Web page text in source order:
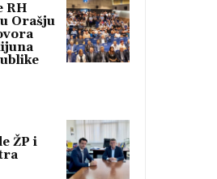
RH
Orašju
ŽP i